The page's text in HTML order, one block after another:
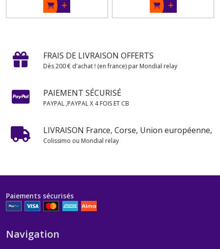
FRAIS DE LIVRAISON OFFERTS
Dès 200 € d'achat ! (en france) par Mondial relay
PAIEMENT SÉCURISÉ
PAYPAL ,PAYPAL X 4 FOIS ET CB
LIVRAISON France, Corse, Union européenne,
Colissimo ou Mondial relay
Paiements sécurisés
Navigation